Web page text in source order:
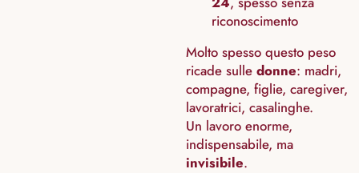
riconoscimento
Molto spesso questo peso
ricade sulle donne: madri,
compagne, figlie, caregiver,
lavoratrici, casalinghe.
Un lavoro enorme,
indispensabile, ma
invisibile.